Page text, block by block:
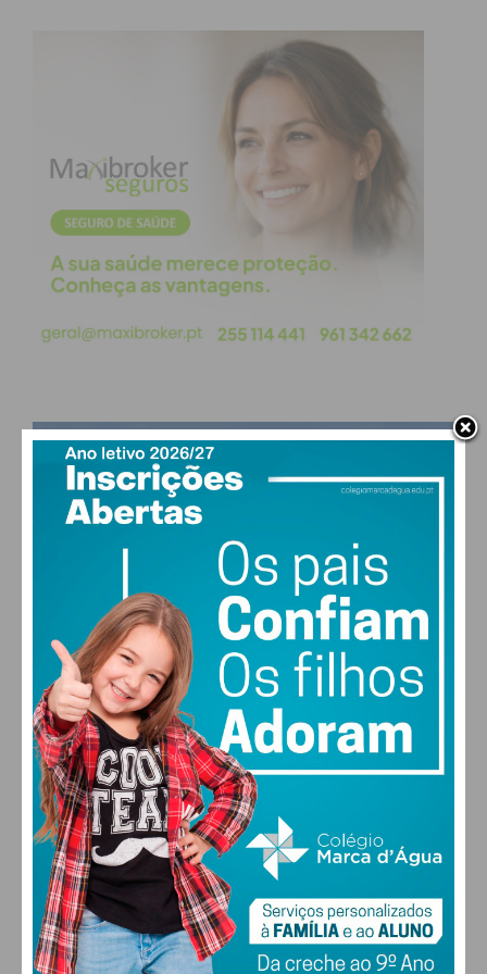
condições
PAÇOS DE FERREIRA
30°
scattered clouds
MAX 30 • MIN 28
30°
SEX
27
SÁB
28°
DOM
29 °
SEG
FARMACIAS DE SERVIÇO EM PAÇOS DE
FERREIRA